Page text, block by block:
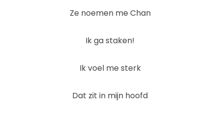
Ze noemen me Chan
Ik ga staken!
Ik voel me sterk
Dat zit in mijn hoofd